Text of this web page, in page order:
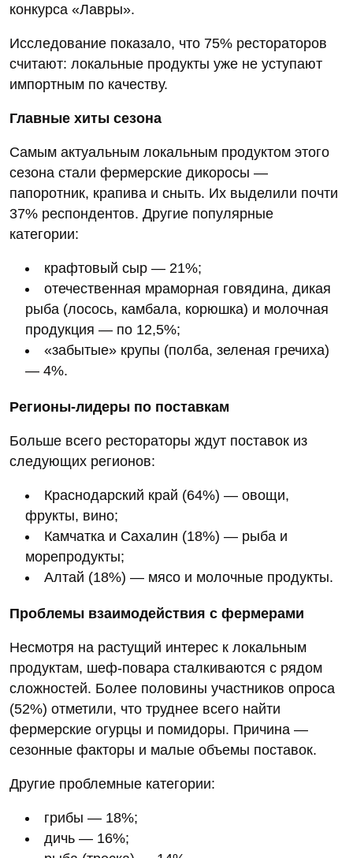
конкурса «Лавры».
Исследование показало, что 75% рестораторов
считают: локальные продукты уже не уступают
импортным по качеству.
Главные хиты сезона
Самым актуальным локальным продуктом этого
сезона стали фермерские дикоросы —
папоротник, крапива и сныть. Их выделили почти
37% респондентов. Другие популярные
категории:
крафтовый сыр — 21%;
отечественная мраморная говядина, дикая
рыба (лосось, камбала, корюшка) и молочная
продукция — по 12,5%;
«забытые» крупы (полба, зеленая гречиха)
— 4%.
Регионы‑лидеры по поставкам
Больше всего рестораторы ждут поставок из
следующих регионов:
Краснодарский край (64%) — овощи,
фрукты, вино;
Камчатка и Сахалин (18%) — рыба и
морепродукты;
Алтай (18%) — мясо и молочные продукты.
Проблемы взаимодействия с фермерами
Несмотря на растущий интерес к локальным
продуктам, шеф‑повара сталкиваются с рядом
сложностей. Более половины участников опроса
(52%) отметили, что труднее всего найти
фермерские огурцы и помидоры. Причина —
сезонные факторы и малые объемы поставок.
Другие проблемные категории:
грибы — 18%;
дичь — 16%;